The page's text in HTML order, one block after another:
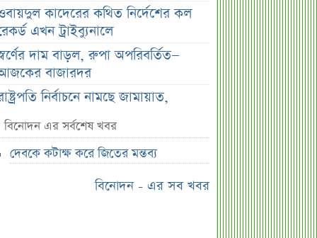
কাদেরের কথিত নির্দেশের কল
এখন ট্রাইব্যুনালে
দাম বাড়ল, রুপা অপরিবর্তিত—
বাজারদর
নির্বাচনে নামছে জামায়াত,
আলোচনায় যে ৩ নাম
কটাক্ষ করে জিতের মন্তব্য
বাংলাদেশ-ভারত সম্পর্কে নতুন সমীকরণ
জিএসপি ইনভেস্টমেন্টের হিসাব-লেনদেন
বিনোদন এর সর্বশেষ খবর
দেবকে কটাক্ষ করে জিতের মন্তব্য
বিনোদন - এর সব খবর